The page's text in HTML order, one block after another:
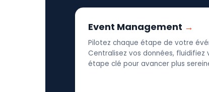
Event Management
Pilotez chaque étape de votre
Centralisez vos données,
étape clé pour avancer plus